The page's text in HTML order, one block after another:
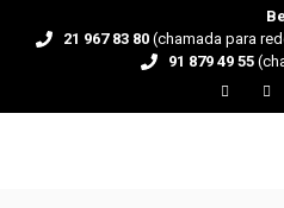
21 967 83 80(chamada para
91 879 49 55